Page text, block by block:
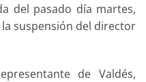
del pasado día martes,
suspensión del director
de Valdés,